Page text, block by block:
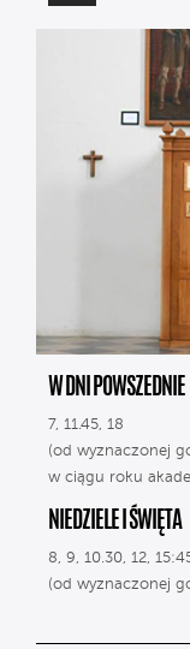
W DNI POWSZEDNIE
7, 11.45, 18
(od wyznaczonej
w ciągu roku
NIEDZIELE I ŚWIĘTA
8, 9, 10.30, 12,
(od wyznaczonej